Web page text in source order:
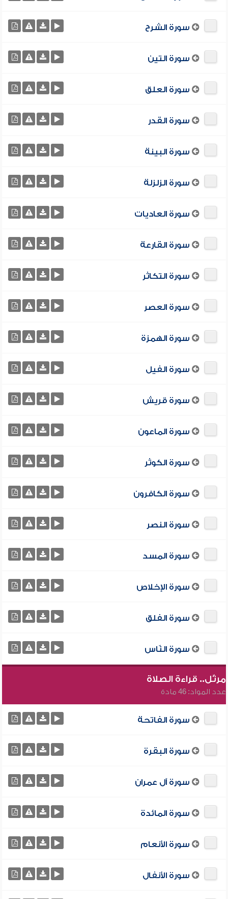
سورة الشرح
سورة التين
سورة العلق
سورة القدر
سورة البينة
سورة الزلزلة
سورة العاديات
سورة القارعة
سورة التكاثر
سورة العصر
سورة الهمزة
سورة الفيل
سورة قريش
سورة الماعون
سورة الكوثر
سورة الكافرون
سورة النصر
سورة المسد
سورة الإخلاص
سورة الفلق
سورة النّاس
مرتّل.. قراءة الصلاة
عدد المواد: 46 مادة
سورة الفاتحة
سورة البقرة
سورة آل عمران
سورة المائدة
سورة الأنعام
سورة الأنفال